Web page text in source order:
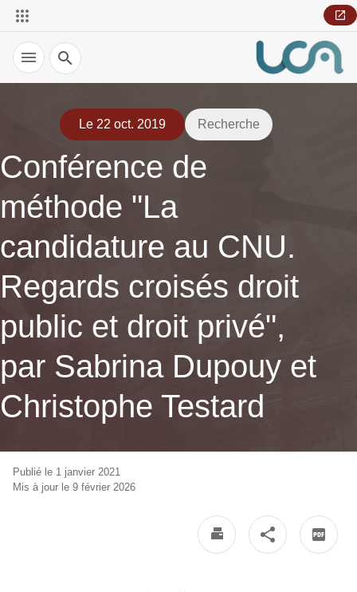
Recherche
Le 22 oct. 2019 Recherche
Conférence de
méthode "La
candidature au CNU.
Regards croisés droit
public et droit privé",
par Sabrina Dupouy et
Christophe Testard
Publié le 1 janvier 2021
Mis à jour le 9 février 2026